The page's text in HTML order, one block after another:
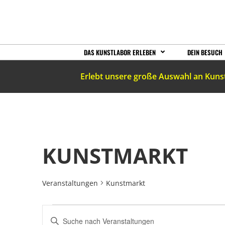
DAS KUNSTLABOR ERLEBEN DEIN BESUCH
Erlebt unsere große Auswahl an
KUNSTMARKT
Veranstaltungen Kunstmarkt
VERANSTALTUNGEN
Bitte
Schlüsselwort